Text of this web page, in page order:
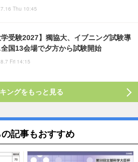
Thu 10:45
学受験2027】獨協大、イブニング試験導
国13会場で夕方から試験開始
Fri 14:15
ングをもっと見る
の記事もおすすめ